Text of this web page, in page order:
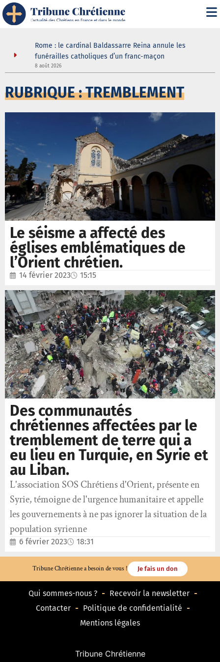
de la
Rome : le cardinal Baldassarre Reina annule les
funérailles catholiques d’un franc-maçon
8 août 2026
RUBRIQUE : TREMBLEMENT
Le séisme a affecté des
églises emblématiques de
l’Orient chrétien.
14 février 2023 15:15
Des communautés
chrétiennes affectées par le
tremblement de terre qui a
eu lieu en Turquie, en Syrie et
au Liban.
L'association SOS Chrétiens d'Orient, présente en
Syrie, témoigne de l'urgence humanitaire et appelle
les gouvernements à ne pas ignorer la situation de la
population syrienne
6 février 2023 18:31
Tribune Chrétienne a besoin de vous ! Je fais un don
Qui sommes-nous ?
Recevoir la newsletter
Contacter
Politique de confidentialité
Mentions légales
Tribune Chrétienne